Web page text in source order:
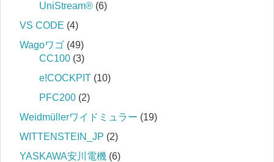
UniStream® (6)
VS CODE (4)
Wagoワゴ (49)
CC100 (3)
e!COCKPIT (10)
PFC200 (2)
Weidmüllerワイドミュラー (19)
WITTENSTEIN_JP (2)
YASKAWA安川電機 (6)